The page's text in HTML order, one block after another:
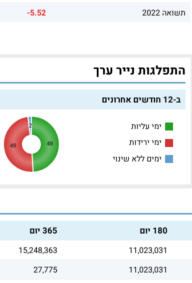
תשואה 2022
-5.52
התפלגות נייר ערך
ב-12 חודשים אחרונים
ימי עליות
ימי ירידות
ימים ללא שינוי
49
49
2
180 יום 365 יום
11,023,031
15,248,363
11,023,031
27,775